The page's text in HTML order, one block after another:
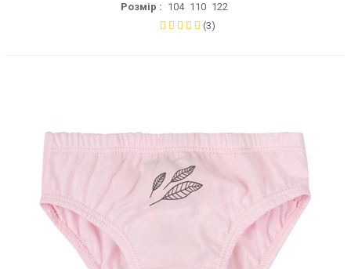
Розмір : 104 110 122
(3)